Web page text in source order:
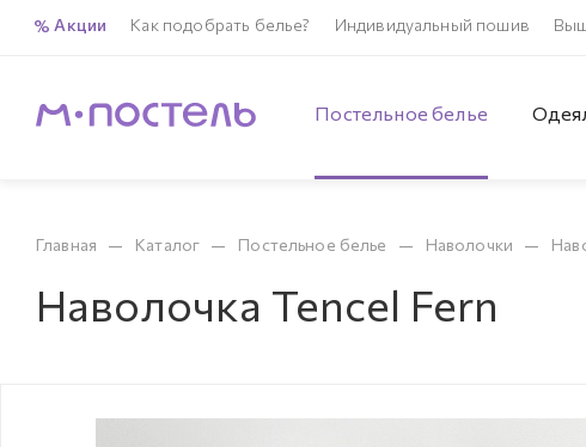
Акции Как подобрать белье? Индивидуальный пошив
Постельное белье
Главная — Каталог — Постельное белье — Наволочки —
Наволочка Tencel Fern